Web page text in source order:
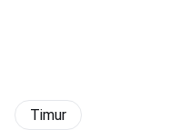
Timur